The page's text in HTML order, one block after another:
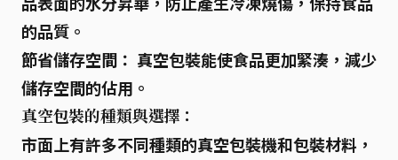
的品質。
節省儲存空間： 真空包裝能使食品更加緊湊，減少
儲存空間的佔用。
真空包裝的種類與選擇：
市面上有許多不同種類的真空包裝機和包裝材料，